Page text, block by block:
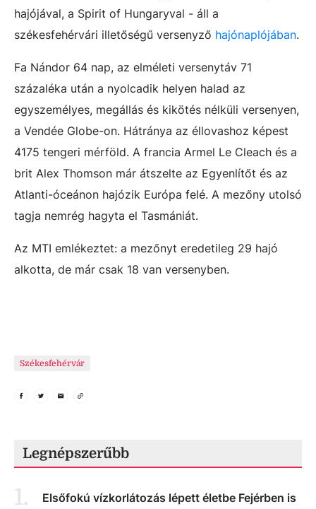
hajójával, a Spirit of Hungaryval - áll a
székesfehérvári illetőségű versenyző hajónaplójában.
Fa Nándor 64 nap, az elméleti versenytáv 71
százaléka után a nyolcadik helyen halad az
egyszemélyes, megállás és kikötés nélküli versenyen,
a Vendée Globe-on. Hátránya az éllovashoz képest
4175 tengeri mérföld. A francia Armel Le Cleach és a
brit Alex Thomson már átszelte az Egyenlítőt és az
Atlanti-óceánon hajózik Európa felé. A mezőny utolsó
tagja nemrég hagyta el Tasmániát.
Az MTI emlékeztet: a mezőnyt eredetileg 29 hajó
alkotta, de már csak 18 van versenyben.
Székesfehérvár
Legnépszerűbb
1. Elsőfokú vízkorlátozás lépett életbe Fejérben is